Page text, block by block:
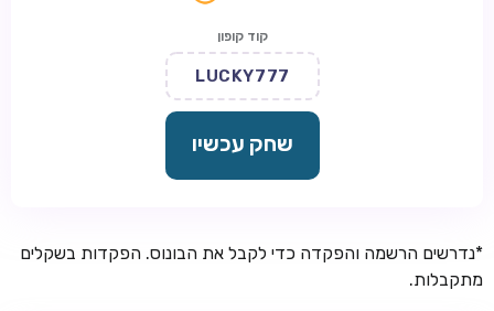
קוד קופון
LUCKY777
שחק עכשיו
*נדרשים הרשמה והפקדה כדי לקבל את הבונוס. הפקדות בשקלים
מתקבלות.